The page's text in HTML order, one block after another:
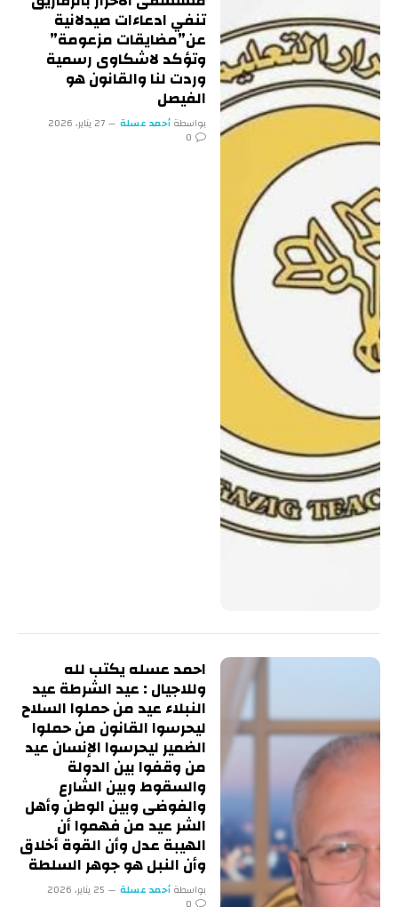
تنفي ادعاءات صيدلانية
عن”مضايقات مزعومة”
وتؤكد لاشكاوى رسمية
وردت لنا والقانون هو
الفيصل
بواسطة أحمد عسلة
27 يناير، 2026
0
احمد عسله يكتب لله
وللاجيال : عيد الشرطة عيد
النبلاء عيد من حملوا السلاح
ليحرسوا القانون من حملوا
الضمير ليحرسوا الإنسان عيد
من وقفوا بين الدولة
والسقوط وبين الشارع
والفوضى وبين الوطن وأهل
الشر عيد من فهموا أن
الهيبة عدل وأن القوة أخلاق
وأن النبل هو جوهر السلطة
بواسطة أحمد عسلة
25 يناير، 2026